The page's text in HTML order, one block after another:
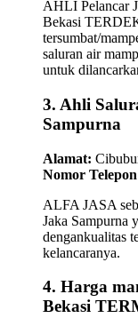
AHLI Pelancar
Bekasi
tersumbat/
saluran air
untuk
3. Ahli
Sampurna
Alamat:
Nomor
ALFA JASA
Jaka Sampurna
dengankualitas
kelancaranya.
4. Harga
Bekasi